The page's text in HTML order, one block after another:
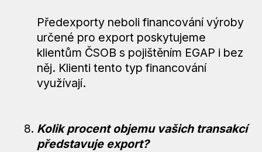
Předexporty neboli financování výroby
určené pro export poskytujeme
klientům ČSOB s pojištěním EGAP i bez
něj. Klienti tento typ financování
využívají.
Kolik procent objemu vašich transakcí
představuje export?